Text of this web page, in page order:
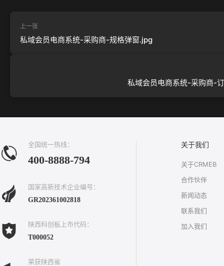
上一张
私域会员电商系统-采购商-规格弹窗.jpg
私域会员电商系统-采购商-
全国统一热线：
400-8888-794
国家高新技术企业编号：
GR202361002818
陕西科创板上市代码：
T000052
荣获陕西省
关于我们
关于CRMEB
合作伙伴
新闻动态
联系我们
加入我们